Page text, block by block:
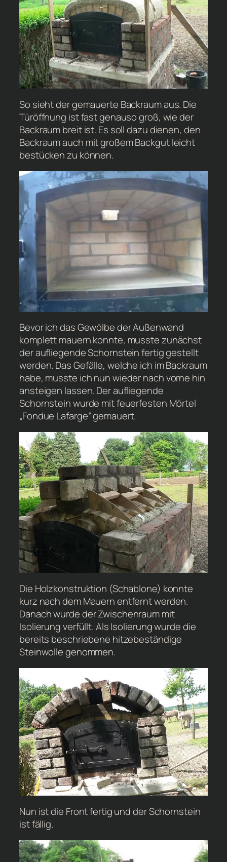
So sieht der gemauerte Backraum aus. Die
Türöffnung ist fast genauso groß, wie der
Backraum breit ist. Es soll dazu dienen, den
Backraum auch mit großem Backgut leicht
bestücken zu können.
Bevor ich das Gewölbe der Außenwand
komplett mauern konnte, musste zunächst
der aufliegende Schornstein fertig gestellt
werden. Das Gefälle, welche ich im Backraum
habe, musste ich nun wieder nach vorne hin
ansteigen lassen. Der aufliegende
Schornstein wurde mit feuerfesten Mörtel
„Fondue Lafarge“ gemauert.
Die Holzkonstruktion (Schablone) konnte
kurz nach dem Mauern entfernt werden.
Danach wurde der Zwischenraum mit
Isolierung verfüllt. Als Isolierung wurde die
bereits beschriebene hitzebeständige
Steinwolle genommen.
Nun ist die Front fertig und der Schornstein
ist fällig.